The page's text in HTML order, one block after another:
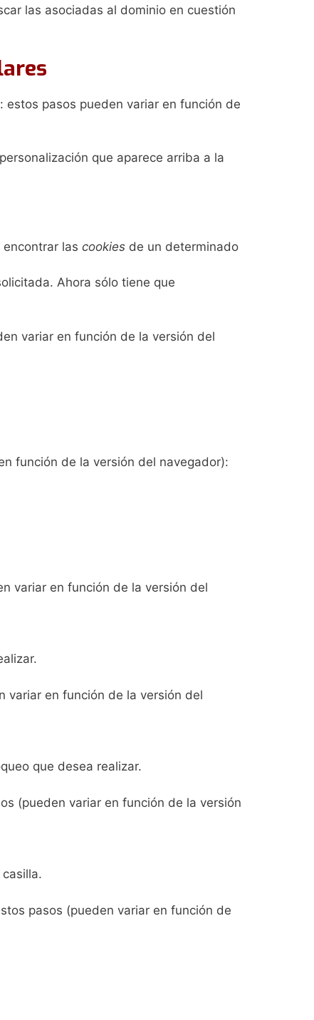
las asociadas al dominio en cuestión
estos pasos pueden variar en función de
que aparece arriba a la
las cookies de un determinado
Ahora sólo tiene que
variar en función de la versión del
función de la versión del navegador):
variar en función de la versión del
variar en función de la versión del
que desea realizar.
(pueden variar en función de la versión
pasos (pueden variar en función de